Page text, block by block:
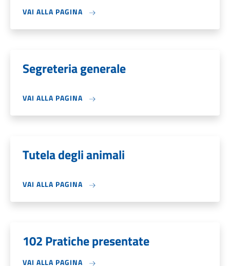
VAI ALLA PAGINA
Segreteria generale
VAI ALLA PAGINA
Tutela degli animali
VAI ALLA PAGINA
102 Pratiche presentate
VAI ALLA PAGINA